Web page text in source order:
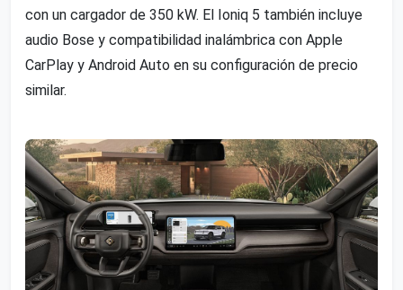
con un cargador de 350 kW. El Ioniq 5 también incluye
audio Bose y compatibilidad inalámbrica con Apple
CarPlay y Android Auto en su configuración de precio
similar.